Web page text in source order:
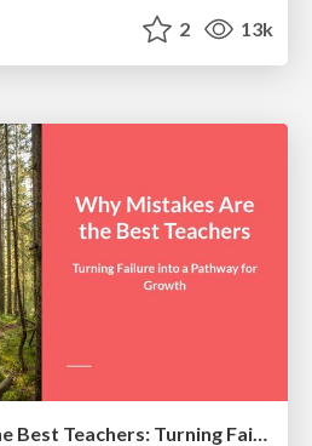
2 13k
Why Mistakes Are the Best Teachers: Turning Failure into a Pathway for Growth